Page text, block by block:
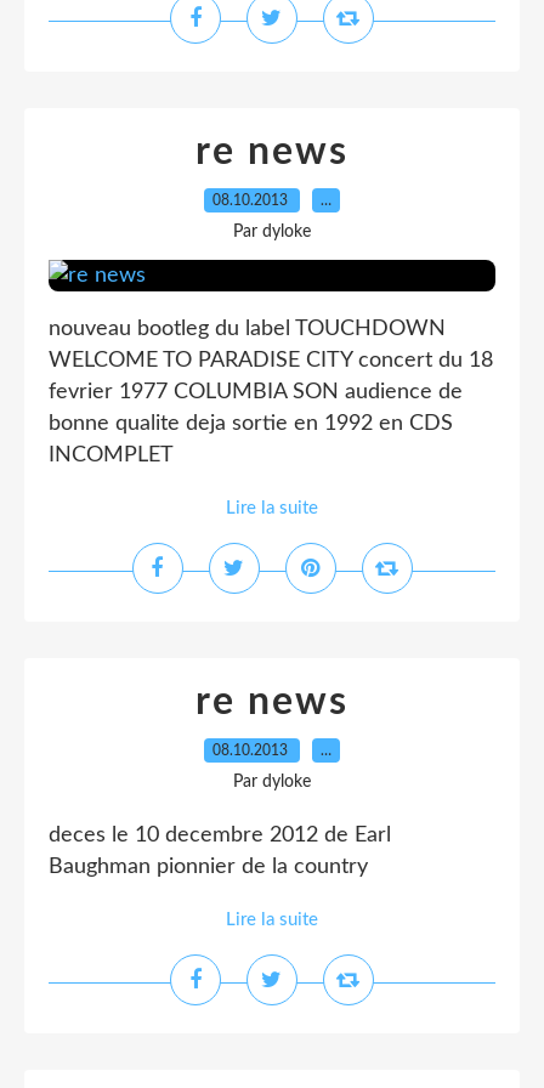
re news
08.10.2013 …
Par dyloke
nouveau bootleg du label TOUCHDOWN
WELCOME TO PARADISE CITY concert du 18
fevrier 1977 COLUMBIA SON audience de
bonne qualite deja sortie en 1992 en CDS
INCOMPLET
Lire la suite
re news
08.10.2013 …
Par dyloke
deces le 10 decembre 2012 de Earl
Baughman pionnier de la country
Lire la suite